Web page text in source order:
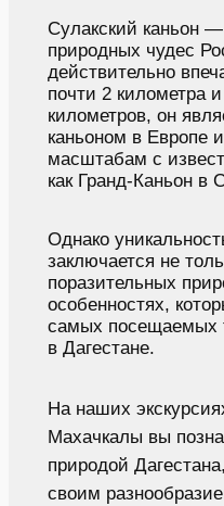
Сулакский каньон
природных чудес
действительно
почти 2 километра
километров, он
каньоном в Европе
масштабам с
как Гранд-Каньон в
Однако
заключается не
поразительных
особенностях,
самых посещаемых
в Дагестане.
На наших
Махачкалы вы
природой
своим